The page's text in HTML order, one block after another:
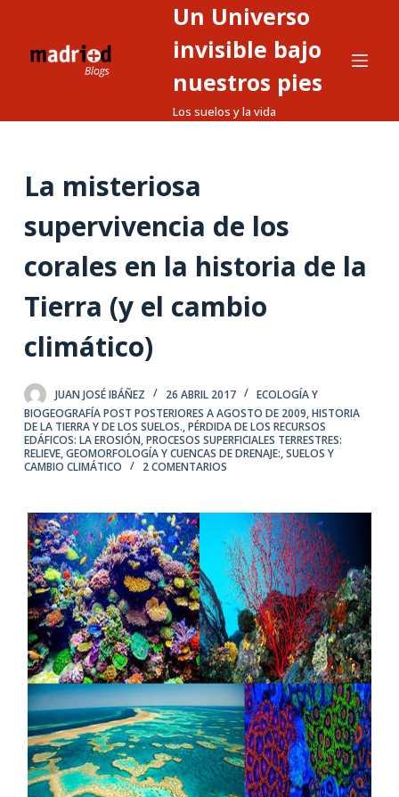
o
e
o
Un Universo
invisible bajo
nuestros pies
Los suelos y la vida
La misteriosa
supervivencia de los
corales en la historia de la
Tierra (y el cambio
climático)
JUAN JOSÉ IBÁÑEZ 26 ABRIL 2017
ECOLOGÍA Y
BIOGEOGRAFÍA POST POSTERIORES A AGOSTO DE 2009,HISTORIA
DE LA TIERRA Y DE LOS SUELOS.,PÉRDIDA DE LOS RECURSOS
EDÁFICOS: LA EROSIÓN,PROCESOS SUPERFICIALES TERRESTRES:
RELIEVE, GEOMORFOLOGÍA Y CUENCAS DE DRENAJE:,SUELOS Y
CAMBIO CLIMÁTICO
2 COMENTARIOS